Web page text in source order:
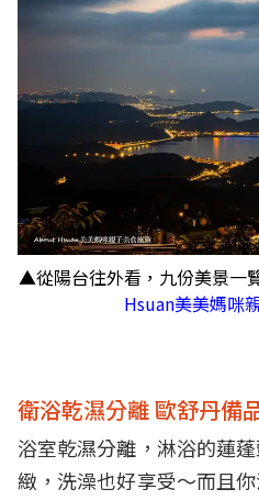
▲從陽台往外看，九份美景一
Hsuan美美媽咪
衛浴乾濕分離 歐舒丹備
浴室乾濕分離，淋浴的蓮
緻，洗澡也好享受～而且